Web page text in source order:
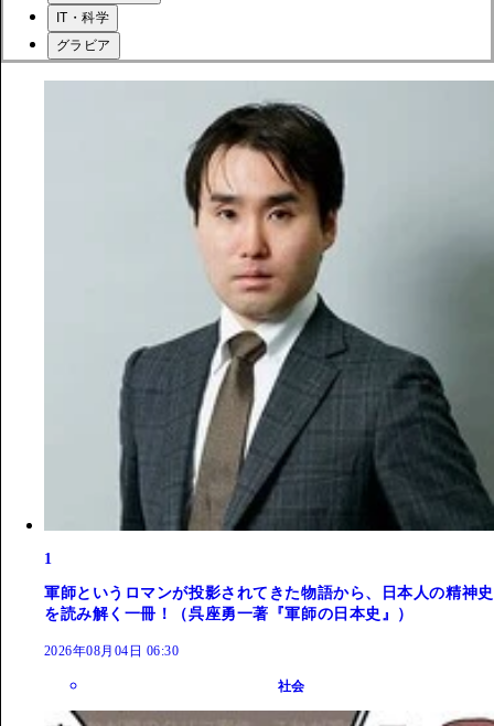
IT・科学
グラビア
1
軍師というロマンが投影されてきた物語から、日本人の精神史
を読み解く一冊！（呉座勇一著『軍師の日本史』）
2026年08月04日 06:30
社会